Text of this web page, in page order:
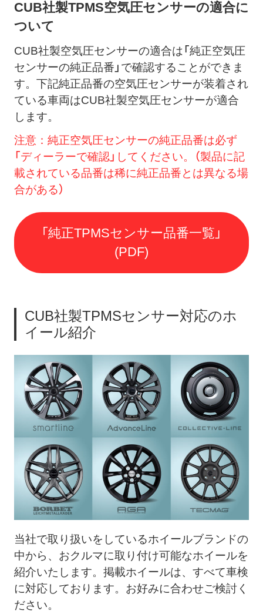
CUB社製TPMS空気圧センサーの適合に
ついて
CUB社製空気圧センサーの適合は「純正空気圧
センサーの純正品番」で確認することができま
す。下記純正品番の空気圧センサーが装着され
ている車両はCUB社製空気圧センサーが適合
します。
注意：純正空気圧センサーの純正品番は必ず
「ディーラーで確認」してください。（製品に記
載されている品番は稀に純正品番とは異なる場
合がある）
「純正TPMSセンサー品番一覧」
(PDF)
CUB社製TPMSセンサー対応のホ
イール紹介
当社で取り扱いをしているホイールブランドの
中から、おクルマに取り付け可能なホイールを
紹介いたします。掲載ホイールは、すべて車検
に対応しております。 お好みに合わせご検討く
ださい。